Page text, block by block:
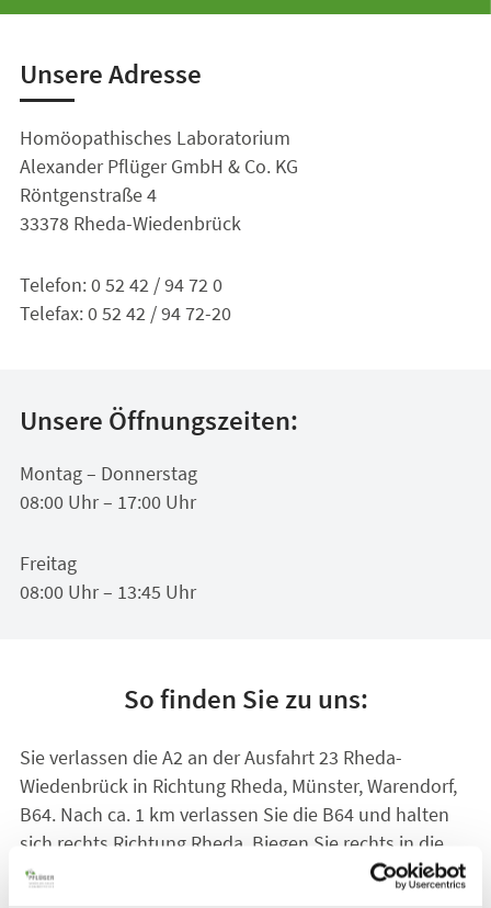
Unsere Adresse
Homöopathisches Laboratorium
Alexander Pflüger GmbH & Co. KG
Röntgenstraße 4
33378 Rheda-Wiedenbrück
Telefon: 0 52 42 / 94 72 0
Telefax: 0 52 42 / 94 72-20
Unsere Öffnungszeiten:
Montag – Donnerstag
08:00 Uhr – 17:00 Uhr
Freitag
08:00 Uhr – 13:45 Uhr
So finden Sie zu uns:
Sie verlassen die A2 an der Ausfahrt 23 Rheda-
Wiedenbrück in Richtung Rheda, Münster, Warendorf,
B64. Nach ca. 1 km verlassen Sie die B64 und halten
sich rechts Richtung Rheda. Biegen Sie rechts in die
Gütersloher Str. ein und folgen dem Straßenverlauf in